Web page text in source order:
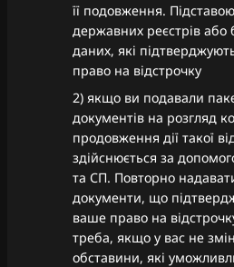
її подовження.
державних реєстрів або
даних, які
право на відстрочку
2) якщо ви подавали
документів на розгляд
продовження дії такої
здійснюється за
та СП. Повторно
документи, що
ваше право на
треба, якщо у вас не
обставини, які